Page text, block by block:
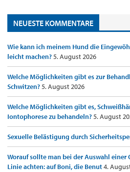
NEUESTE KOMMENTARE
Wie kann ich meinem Hund die
leicht machen?5. August 2026
Welche Möglichkeiten gibt es zur
Schwitzen?5. August 2026
Welche Möglichkeiten gibt es,
Iontophorese zu behandeln?5. August
Sexuelle Belästigung durch
Worauf sollte man bei der Auswahl
Linie achten: auf Boni, die Benut4.